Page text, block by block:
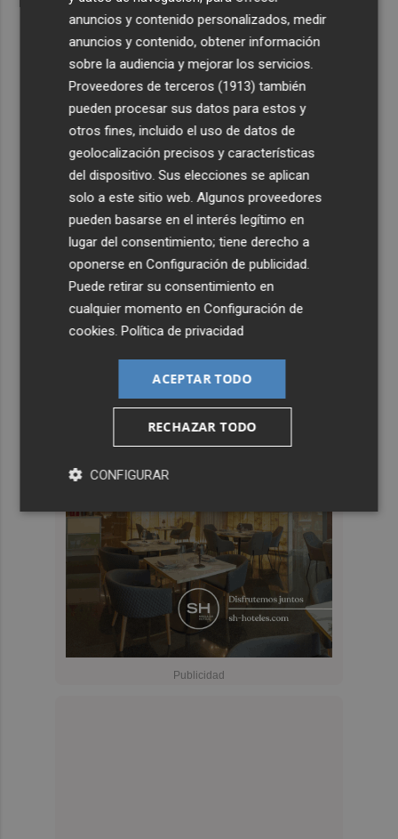
anuncios y contenido personalizados, medir
anuncios y contenido, obtener información
sobre la audiencia y mejorar los servicios.
Proveedores de terceros (1913) también
pueden procesar sus datos para estos y
otros fines, incluido el uso de datos de
geolocalización precisos y características
del dispositivo. Sus elecciones se aplican
solo a este sitio web. Algunos proveedores
pueden basarse en el interés legítimo en
lugar del consentimiento; tiene derecho a
oponerse enConfiguración de publicidad
Puede retirar su consentimiento en
cualquier momento enConfiguración de
cookies .Política de privacidad
ACEPTAR TODO
RECHAZAR TODO
CONFIGURAR